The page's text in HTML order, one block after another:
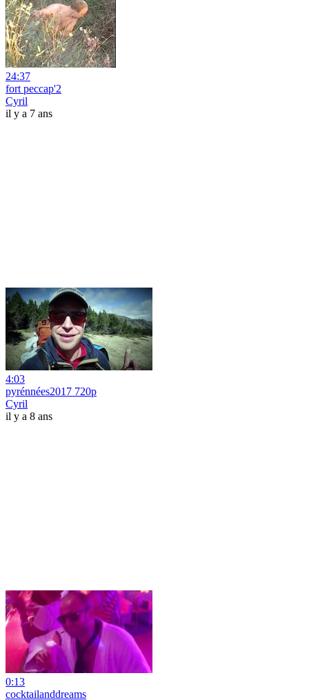
24:37
fort peccap'2
Cyril
il y a 7 ans
4:03
pyrénnées2017 720p
Cyril
il y a 8 ans
0:13
cocktailanddreams